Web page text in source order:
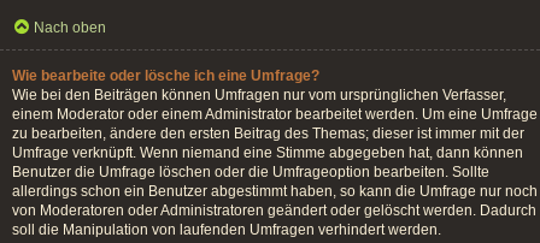
Nach oben
Wie bearbeite oder lösche ich eine Umfrage?
Wie bei den Beiträgen können Umfragen nur vom ursprünglichen Verfasser,
einem Moderator oder einem Administrator bearbeitet werden. Um eine Umfrage
zu bearbeiten, ändere den ersten Beitrag des Themas; dieser ist immer mit der
Umfrage verknüpft. Wenn niemand eine Stimme abgegeben hat, dann können
Benutzer die Umfrage löschen oder die Umfrageoption bearbeiten. Sollte
allerdings schon ein Benutzer abgestimmt haben, so kann die Umfrage nur noch
von Moderatoren oder Administratoren geändert oder gelöscht werden. Dadurch
soll die Manipulation von laufenden Umfragen verhindert werden.